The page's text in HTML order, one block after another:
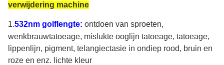
verwijdering machine
1.532nm golflengte: ontdoen van sproeten,
wenkbrauwtatoeage, mislukte ooglijn tatoeage, tatoeage,
lippenlijn, pigment, telangiectasie in ondiep rood, bruin en
roze en enz. lichte kleur